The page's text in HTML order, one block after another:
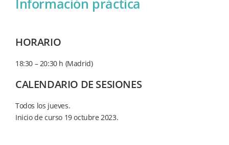
Información práctica
HORARIO
18:30 – 20:30 h (Madrid)
CALENDARIO DE SESIONES
Todos los jueves.
Inicio de curso 19 octubre 2023.